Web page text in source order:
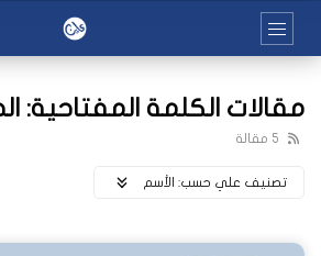
مقالات الكلمة المفتاحية:
5 مقالة
تصنيف علي حسب: اﻷسم